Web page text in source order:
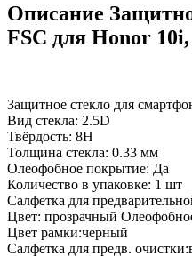
Описание
FSC для Honor
Защитное стекло для
Вид стекла: 2.5D
Твёрдость: 8H
Толщина стекла: 0.33 мм
Олеофобное покрытие: Да
Количество в упаковке: 1 шт
Салфетка для
Цвет: прозрачный
Цвет рамки:черный
Салфетка для предв.